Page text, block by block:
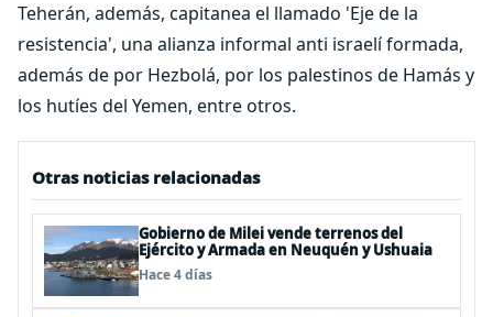
Teherán, además, capitanea el llamado 'Eje de la
resistencia', una alianza informal anti israelí formada,
además de por Hezbolá, por los palestinos de Hamás y
los hutíes del Yemen, entre otros.
Otras noticias relacionadas
Gobierno de Milei vende terrenos del
Ejército y Armada en Neuquén y Ushuaia
Hace 4 días